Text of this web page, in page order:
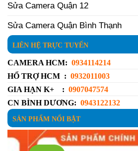
Sửa Camera Quận 12
Sửa Camera Quận Bình Thạnh
LIÊN HỆ TRỰC TUYẾN
CAMERA HCM: 0934114214
HỔ TRỢ HCM : 0932011003
GIA HẠN K+ : 0907047574
CN BÌNH DƯƠNG: 0943122132
SẢN PHẨM NỔI BẬT